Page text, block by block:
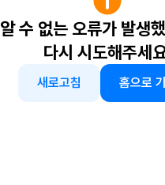
알 수 없는 오류가 발생
다시 시도해주세
새로고침 홈으로